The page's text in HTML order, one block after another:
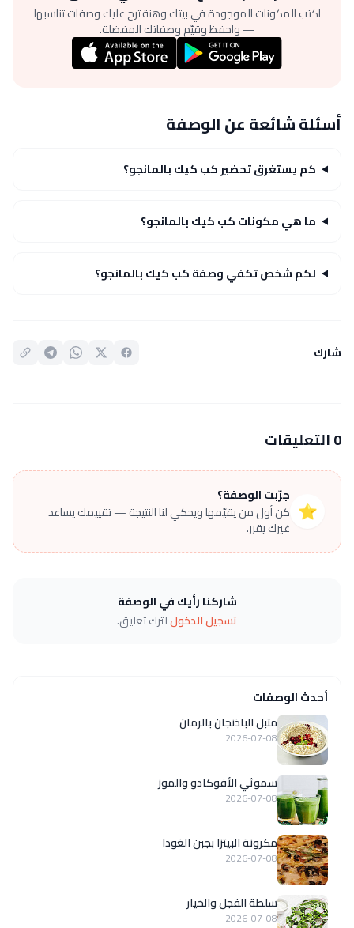
اكتب المكونات الموجودة في بيتك وهنقترح عليك وصفات تناسبها
— واحفظ وقيّم وصفاتك المفضلة.
أسئلة شائعة عن الوصفة
كم يستغرق تحضير كب كيك بالمانجو؟
ما هي مكونات كب كيك بالمانجو؟
لكم شخص تكفي وصفة كب كيك بالمانجو؟
شارك
0 التعليقات
⭐
جرّبت الوصفة؟
كن أول من يقيّمها ويحكي لنا النتيجة — تقييمك يساعد
غيرك يقرر.
شاركنا رأيك في الوصفة
تسجيل الدخوللترك تعليق.
أحدث الوصفات
متبل الباذنجان بالرمان
2026-07-08
سموثي الأفوكادو والموز
2026-07-08
مكرونة البيتزا بجبن الغودا
2026-07-08
سلطة الفجل والخيار
2026-07-08